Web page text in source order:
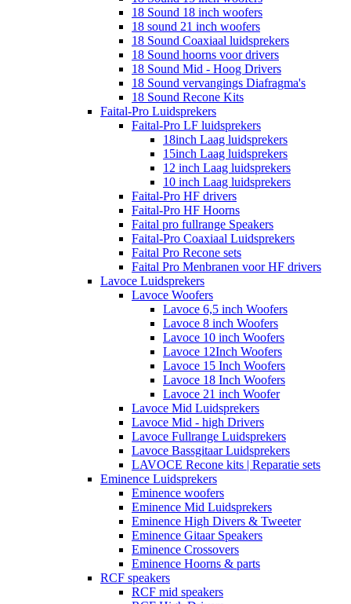
18 Sound 18 inch woofers
18 sound 21 inch woofers
18 Sound Coaxiaal luidsprekers
18 Sound hoorns voor drivers
18 Sound Mid - Hoog Drivers
18 Sound vervangings Diafragma's
18 Sound Recone Kits
Faital-Pro Luidsprekers
Faital-Pro LF luidsprekers
18inch Laag luidsprekers
15inch Laag luidsprekers
12 inch Laag luidsprekers
10 inch Laag luidsprekers
Faital-Pro HF drivers
Faital-Pro HF Hoorns
Faital pro fullrange Speakers
Faital-Pro Coaxiaal Luidsprekers
Faital Pro Recone sets
Faital Pro Menbranen voor HF drivers
Lavoce Luidsprekers
Lavoce Woofers
Lavoce 6,5 inch Woofers
Lavoce 8 inch Woofers
Lavoce 10 inch Woofers
Lavoce 12Inch Woofers
Lavoce 15 Inch Woofers
Lavoce 18 Inch Woofers
Lavoce 21 inch Woofer
Lavoce Mid Luidsprekers
Lavoce Mid - high Drivers
Lavoce Fullrange Luidsprekers
Lavoce Bassgitaar Luidsprekers
LAVOCE Recone kits | Reparatie sets
Eminence Luidsprekers
Eminence woofers
Eminence Mid Luidsprekers
Eminence High Divers & Tweeter
Eminence Gitaar Speakers
Eminence Crossovers
Eminence Hoorns & parts
RCF speakers
RCF mid speakers